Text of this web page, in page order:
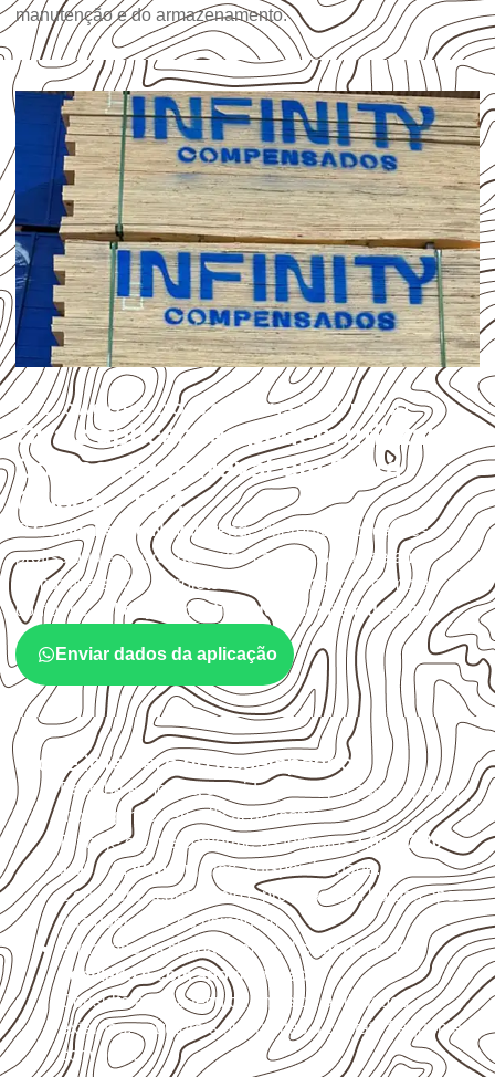
manutenção e do armazenamento.
APLICAÇÕES DO COMPENSADO NAVAL
Quais aplicações podem utilizar
Compensado Naval em Serra
Caiada – RN?
OCompensado Navalatende diferentes aplicações
profissionais, desde que suas características sejam
compatíveis com o projeto. A Infinity orienta a compra
conformeaplicação, medida, quantidade e destino.
Enviar dados da aplicação
O que interfere no desempenho
Escolha a medida considerando aplicação, apoios,
montagem e especificação técnica.
Planeje o corte conforme os formatos1,60 × 2,20 m e
1,60 × 2,50 m, sujeitos à disponibilidade.
Considere acabamento e proteção das bordas após
qualquer corte ou usinagem.
Armazene as chapas em localcoberto, seco,
ventilado e com apoio nivelado
Consulte a ficha técnica antes de aplicações
externas, estruturais ou sujeitas a contato frequente
com água.